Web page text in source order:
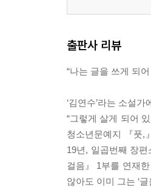
출판사 리뷰
“나는 글을 쓰게 되
‘김연수’라는 소설
“그렇게 살게 되어
청소년문예지 『풋,
19년, 일곱번째 장
걸음』 1부를 연재
않아도 이미 그는 ‘